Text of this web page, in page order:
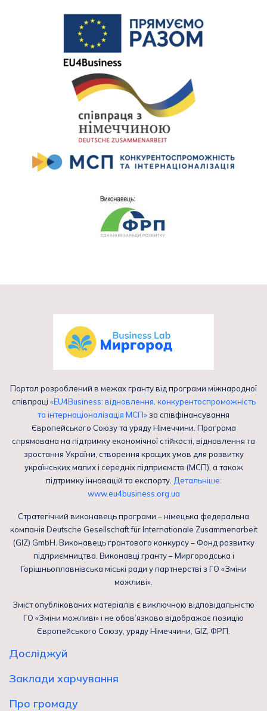
Портал розроблений в межах гранту від програми міжнародної
співпраці «EU4Business: відновлення, конкурентоспроможність
та інтернаціоналізація МСП»за співфінансування
Європейського Союзу та уряду Німеччини. Програма
спрямована на підтримку економічної стійкості, відновлення та
зростання України, створення кращих умов для розвитку
українських малих і середніх підприємств (МСП), а також
підтримку інновацій та експорту. Детальніше:
www.eu4business.org.ua
Стратегічний виконавець програми – німецька федеральна
компанія Deutsche Gesellschaft für Internationale Zusammenarbeit
(GIZ) GmbH. Виконавець грантового конкурсу – Фонд розвитку
підприємництва. Виконавці гранту – Миргородська і
Горішньоплавнівська міські ради у партнерстві з ГО «Зміни
можливі».
Зміст опублікованих матеріалів є виключною відповідальністю
ГО «Зміни можливі» і не обов’язково відображає позицію
Європейського Союзу, уряду Німеччини, GIZ, ФРП.
Досліджуй
Заклади харчування
Про громаду